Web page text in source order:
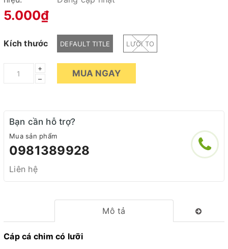
5.000₫
Kích thước DEFAULT TITLE LƯỠI TO
+
–
MUA NGAY
Bạn cần hỗ trợ?
Mua sản phẩm
0981389928
Liên hệ
Mô tả
Cáp cá chim có lưỡi